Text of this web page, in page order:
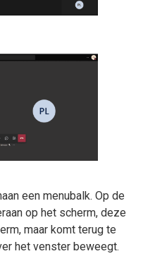
een menubalk. Op de
op het scherm, deze
maar komt terug te
het venster beweegt.